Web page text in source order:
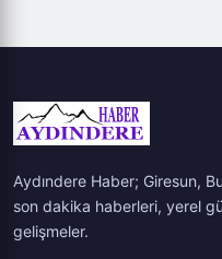
Aydındere Haber; Giresun,
son dakika haberleri, yerel
gelişmeler.